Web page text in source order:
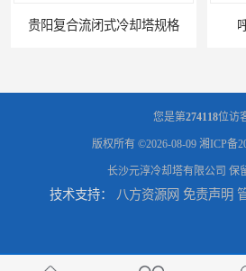
呼和浩特水箱定制定制
电厂冷却塔
您是第274118位访
版权所有 ©2026-08-09 湘ICP备
长沙元淳冷却塔有限公司 保
技术支持： 八方资源网 免责声明